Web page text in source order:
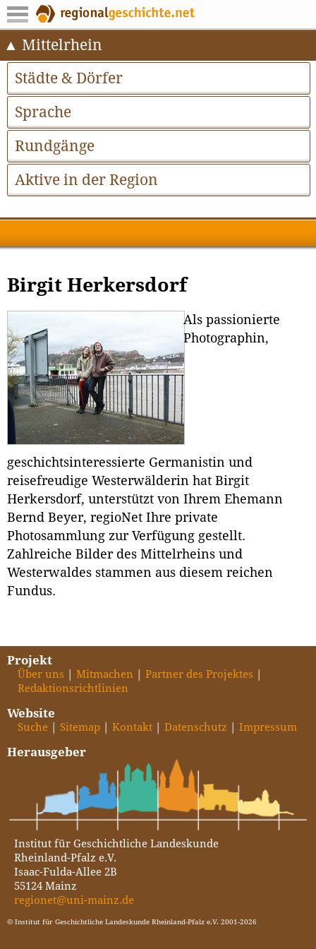
Mittelrhein
Städte & Dörfer
Sprache
Rundgänge
Aktive in der Region
Birgit Herkersdorf
Als passionierte
Photographin,
geschichtsinteressierte Germanistin und
reisefreudige Westerwälderin hat Birgit
Herkersdorf, unterstützt von Ihrem Ehemann
Bernd Beyer, regioNet Ihre private
Photosammlung zur Verfügung gestellt.
Zahlreiche Bilder des Mittelrheins und
Westerwaldes stammen aus diesem reichen
Fundus.
Projekt
Über uns Mitmachen
Partner des Projektes
Redaktionsrichtlinien
Website
Suche Sitemap Kontakt Datenschutz Impressum
Herausgeber
Institut für Geschichtliche Landeskunde
Rheinland-Pfalz e.V.
Isaac-Fulda-Allee 2B
55124 Mainz
regionet@uni-mainz.de
© Institut für Geschichtliche Landeskunde Rheinland-Pfalz e.V. 2001-2026